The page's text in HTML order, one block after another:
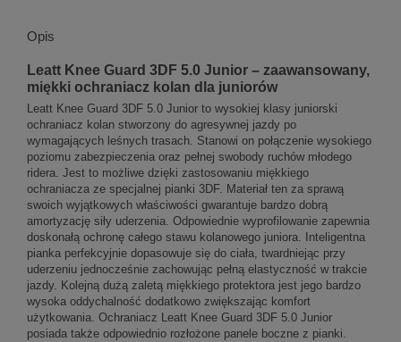
Opis
Leatt Knee Guard 3DF 5.0 Junior – zaawansowany,
miękki ochraniacz kolan dla juniorów
Leatt Knee Guard 3DF 5.0 Junior to wysokiej klasy juniorski
ochraniacz kolan stworzony do agresywnej jazdy po
wymagających leśnych trasach. Stanowi on połączenie wysokiego
poziomu zabezpieczenia oraz pełnej swobody ruchów młodego
ridera. Jest to możliwe dzięki zastosowaniu miękkiego
ochraniacza ze specjalnej pianki 3DF. Materiał ten za sprawą
swoich wyjątkowych właściwości gwarantuje bardzo dobrą
amortyzację siły uderzenia. Odpowiednie wyprofilowanie zapewnia
doskonałą ochronę całego stawu kolanowego juniora. Inteligentna
pianka perfekcyjnie dopasowuje się do ciała, twardniejąc przy
uderzeniu jednocześnie zachowując pełną elastyczność w trakcie
jazdy. Kolejną dużą zaletą miękkiego protektora jest jego bardzo
wysoka oddychalność dodatkowo zwiększając komfort
użytkowania. Ochraniacz Leatt Knee Guard 3DF 5.0 Junior
posiada także odpowiednio rozłożone panele boczne z pianki.